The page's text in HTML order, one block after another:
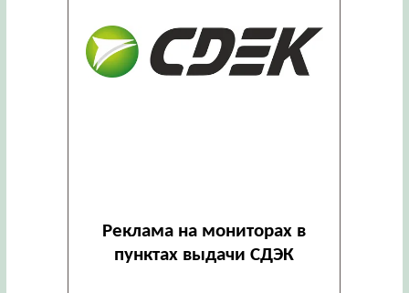
Реклама на мониторах в
пунктах выдачи СДЭК